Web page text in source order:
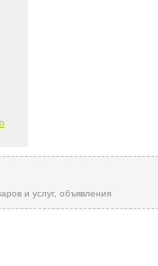
и услуг, объявления